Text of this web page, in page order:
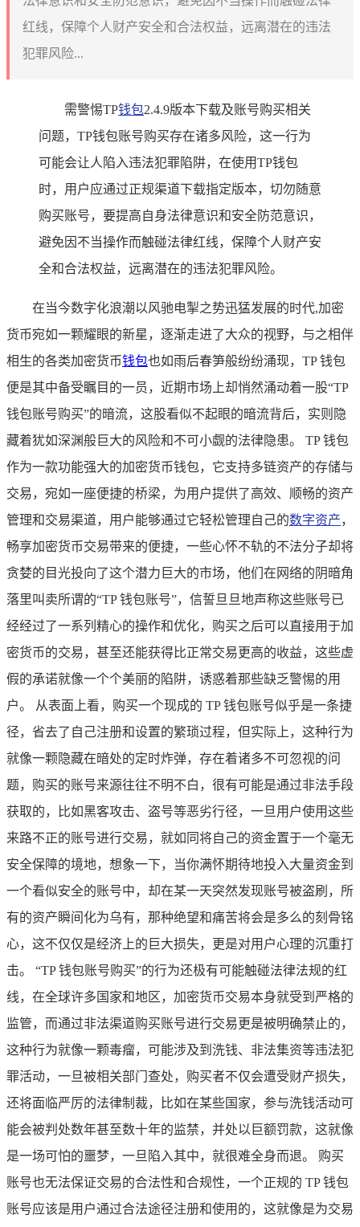
红线，保障个人财产安全和合法权益，远离潜在的违法
犯罪风险...
需警惕TP钱包2.4.9版本下载及账号购买相关
问题，TP钱包账号购买存在诸多风险，这一行为
可能会让人陷入违法犯罪陷阱，在使用TP钱包
时，用户应通过正规渠道下载指定版本，切勿随意
购买账号，要提高自身法律意识和安全防范意识，
避免因不当操作而触碰法律红线，保障个人财产安
全和合法权益，远离潜在的违法犯罪风险。
在当今数字化浪潮以风驰电掣之势迅猛发展的时代,加密
货币宛如一颗耀眼的新星，逐渐走进了大众的视野，与之相伴
相生的各类加密货币钱包也如雨后春笋般纷纷涌现，TP 钱包
便是其中备受瞩目的一员，近期市场上却悄然涌动着一股“TP
钱包账号购买”的暗流，这股看似不起眼的暗流背后，实则隐
藏着犹如深渊般巨大的风险和不可小觑的法律隐患。 TP 钱包
作为一款功能强大的加密货币钱包，它支持多链资产的存储与
交易，宛如一座便捷的桥梁，为用户提供了高效、顺畅的资产
管理和交易渠道，用户能够通过它轻松管理自己的数字资产，
畅享加密货币交易带来的便捷，一些心怀不轨的不法分子却将
贪婪的目光投向了这个潜力巨大的市场，他们在网络的阴暗角
落里叫卖所谓的“TP 钱包账号”，信誓旦旦地声称这些账号已
经经过了一系列精心的操作和优化，购买之后可以直接用于加
密货币的交易，甚至还能获得比正常交易更高的收益，这些虚
假的承诺就像一个个美丽的陷阱，诱惑着那些缺乏警惕的用
户。 从表面上看，购买一个现成的 TP 钱包账号似乎是一条捷
径，省去了自己注册和设置的繁琐过程，但实际上，这种行为
就像一颗隐藏在暗处的定时炸弹，存在着诸多不可忽视的问
题，购买的账号来源往往不明不白，很有可能是通过非法手段
获取的，比如黑客攻击、盗号等恶劣行径，一旦用户使用这些
来路不正的账号进行交易，就如同将自己的资金置于一个毫无
安全保障的境地，想象一下，当你满怀期待地投入大量资金到
一个看似安全的账号中，却在某一天突然发现账号被盗刷，所
有的资产瞬间化为乌有，那种绝望和痛苦将会是多么的刻骨铭
心，这不仅仅是经济上的巨大损失，更是对用户心理的沉重打
击。 “TP 钱包账号购买”的行为还极有可能触碰法律法规的红
线，在全球许多国家和地区，加密货币交易本身就受到严格的
监管，而通过非法渠道购买账号进行交易更是被明确禁止的，
这种行为就像一颗毒瘤，可能涉及到洗钱、非法集资等违法犯
罪活动，一旦被相关部门查处，购买者不仅会遭受财产损失，
还将面临严厉的法律制裁，比如在某些国家，参与洗钱活动可
能会被判处数年甚至数十年的监禁，并处以巨额罚款，这就像
是一场可怕的噩梦，一旦陷入其中，就很难全身而退。 购买
账号也无法保证交易的合法性和合规性，一个正规的 TP 钱包
账号应该是用户通过合法途径注册和使用的，这就像是为交易